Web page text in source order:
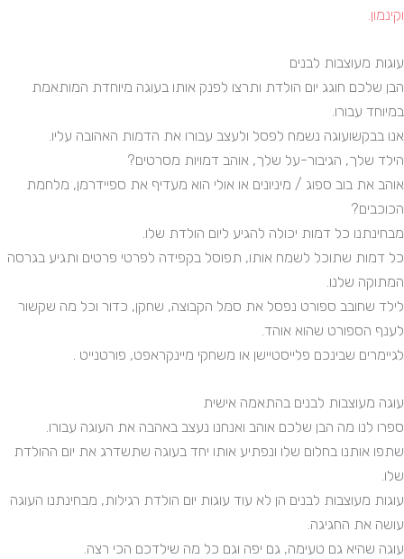
וקינמון.
עוגות מעוצבות לבנים
הבן שלכם חוגג יום הולדת ותרצו לפנק אותו בעוגה מיוחדת המותאמת
במיוחד עבורו.
אנו בבקשועוגה נשמח לפסל ולעצב עבורו את הדמות האהובה עליו.
הילד שלך, הגיבור-על שלך, אוהב דמויות מסרטים?
אוהב את בוב ספוג / מיניונים או אולי הוא מעדיף את ספיידרמן, מלחמת
הכוכבים?
מבחינתנו כל דמות יכולה להגיע ליום הולדת שלו.
כל דמות שתוכל לשמח אותו, תפוסל בקפידה לפרטי פרטים ותגיע בגרסה
המתוקה שלנו.
לילד שחובב ספורט נפסל את סמל הקבוצה, שחקן, כדור וכל מה שקשור
לענף הספורט שהוא אוהד.
לגיימרים שבינכם פלייסטיישן או משחקי מיינקראפט, פורטנייט .
עוגה מעוצבות לבנים בהתאמה אישית
ספרו לנו מה הבן שלכם אוהב ואנחנו נעצב באהבה את העוגה עבורו.
שתפו אותנו בחלום שלו ונפתיע אותו יחד בעוגה שתשדרג את יום ההולדת
שלו.
עוגות מעוצבות לבנים הן לא עוד עוגות יום הולדת רגילות, מבחינתנו העוגה
עושה את החגיגה.
עוגה שהיא גם טעימה, גם יפה וגם כל מה שילדכם הכי רצה.